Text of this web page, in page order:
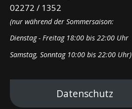
02272 / 1352
(nur während der Sommersaison:
Dienstag - Freitag 18:00 bis 22:00 Uhr
Samstag, Sonntag 10:00 bis 22:00 Uhr)
Datenschutz